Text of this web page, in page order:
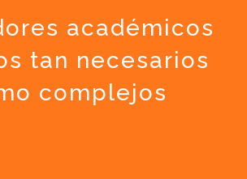
académicos
tan necesarios
complejos